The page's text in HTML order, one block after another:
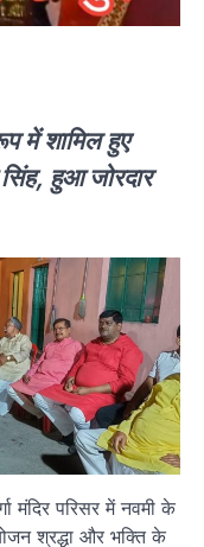
में शामिल हुए
हुआ जोरदार
मंदिर परिसर में नवमी के
श्रद्धा और भक्ति के